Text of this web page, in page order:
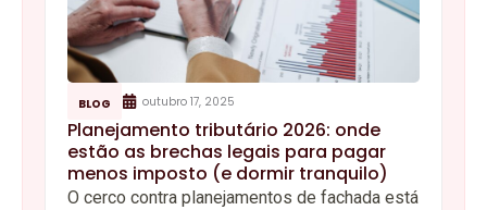
BLOG outubro 17, 2025
Planejamento tributário 2026: onde
estão as brechas legais para pagar
menos imposto (e dormir tranquilo)
O cerco contra planejamentos de fachada está